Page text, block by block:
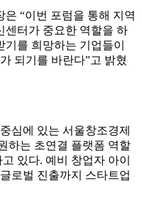
“이번 포럼을 통해 지역
센터가 중요한 역할을 하
를 희망하는 기업들이
되기를 바란다”고 밝혔
심에 있는 서울창조경제
하는 초연결 플랫폼 역할
있다. 예비 창업자 아이
로벌 진출까지 스타트업